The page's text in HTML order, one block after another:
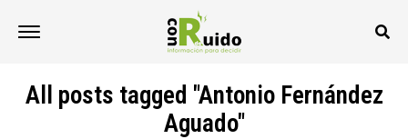
All posts tagged "Antonio Fernández
Aguado"